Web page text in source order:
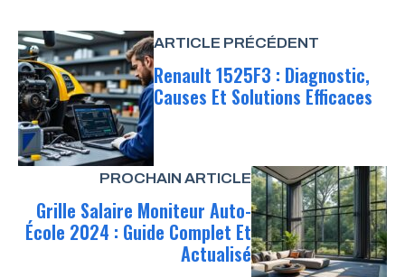
ARTICLE PRÉCÉDENT
Renault 1525F3 : Diagnostic,
Causes Et Solutions Efficaces
PROCHAIN ARTICLE
Grille Salaire Moniteur Auto-
École 2024 : Guide Complet Et
Actualisé